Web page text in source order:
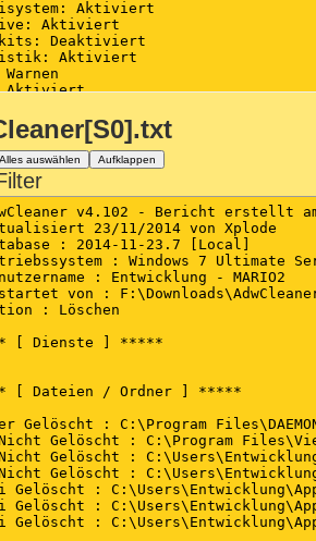
Aktiviert
Aktiviert
Deaktiviert
Aktiviert
Warnen
Aktiviert
0
schädliche Elemente erkannt)
0
schädliche Elemente erkannt)
0
schädliche Elemente erkannt)
0
schädliche Elemente erkannt)
0
schädliche Elemente erkannt)
schädliche Elemente erkannt)
0
schädliche Elemente erkannt)
Sektoren: 0
schädliche Elemente erkannt)
Alles auswählen Aufklappen
v4.102 - Bericht erstellt
23/11/2014 von Xplode
: 2014-11-23.7 [Local]
: Windows 7 Ultimate
: Entwicklung - MARIO2
von :
: Löschen
[ Dienste ] *****
[ Dateien / Ordner ] *****
Gelöscht : C:\Program
Gelöscht : C:\Program
Gelöscht :
Gelöscht :
Gelöscht :
Gelöscht :
Gelöscht :